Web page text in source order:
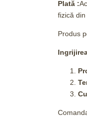
Plată :
fizică
Produs